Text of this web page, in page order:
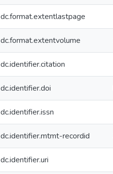
dc.format.extentlastpage
dc.format.extentvolume
dc.identifier.citation
dc.identifier.doi
dc.identifier.issn
dc.identifier.mtmt-recordid
dc.identifier.uri